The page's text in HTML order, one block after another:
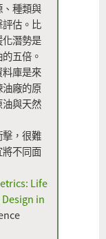
種類與
估。比
潛勢是
五倍。
庫是來
廠的原
與天然
，很難
不同面
Life
in